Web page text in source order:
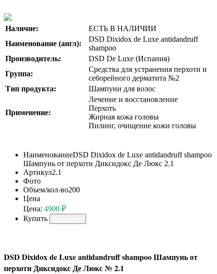
Наличие:
ЕСТЬ В НАЛИЧИИ
Наименование (англ):
DSD Dixidox de Luxe antidandruff
shampoo
Производитель:
DSD De Luxe (Испания)
Группа:
Средства для устранения перхоти и
себорейного дерматита №2
Тип продукта:
Шампуни для волос
Применение:
Лечение и восстановление
Перхоть
Жирная кожа головы
Пилинг, очищение кожи головы
НаименованиеDSD Dixidox de Luxe antidandruff shampoo
Шампунь от перхоти Диксидокс Де Люкс 2.1
Артикул2.1
Фото
Объем/кол-во200
Цена
Цена: 4900 ₽
Купить
DSD Dixidox de Luxe antidandruff shampoo Шампунь от
перхоти Диксидокс Де Люкс № 2.1